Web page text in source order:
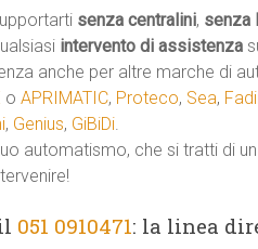
senza centralini, senza
intervento di assistenza
anche per altre marche di
o APRIMATIC, Proteco, Sea,
, Genius, GiBiDi.
automatismo, che si tratti di un
051 0910471: la linea